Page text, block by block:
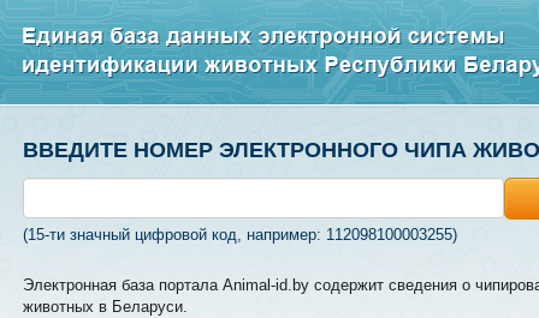
ВВЕДИТЕ НОМЕР ЭЛЕКТРОННОГО ЧИПА
(15-ти значный цифровой код, например: 112098100003255)
Электронная база портала Animal-id.by содержит сведения о
животных в Беларуси.